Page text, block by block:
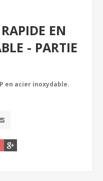
EN
- PARTIE
en acier inoxydable.